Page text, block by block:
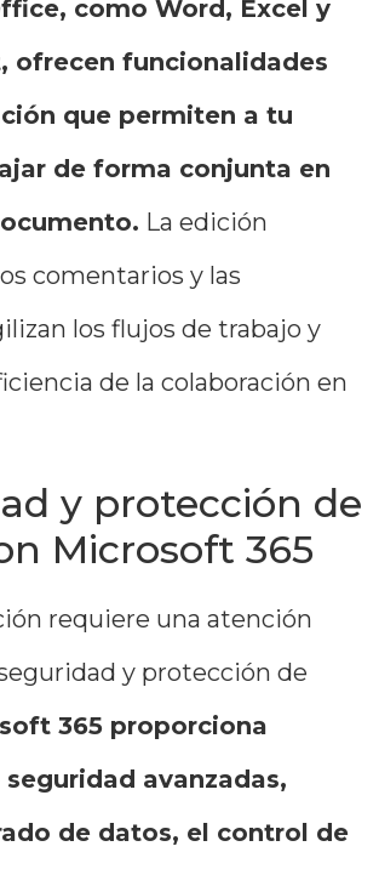
como Word, Excel y
ofrecen funcionalidades
que permiten a tu
de forma conjunta en
La edición
comentarios y las
los flujos de trabajo y
de la colaboración en
y protección de
Microsoft 365
requiere una atención
y protección de
365 proporciona
avanzadas,
de datos, el control de